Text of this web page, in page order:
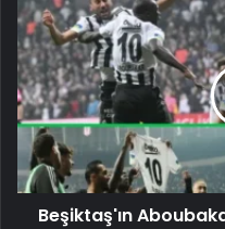
Beşiktaş'ın